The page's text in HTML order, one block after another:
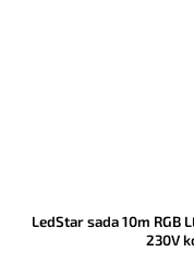
LedStar sada 10m RGB
230V